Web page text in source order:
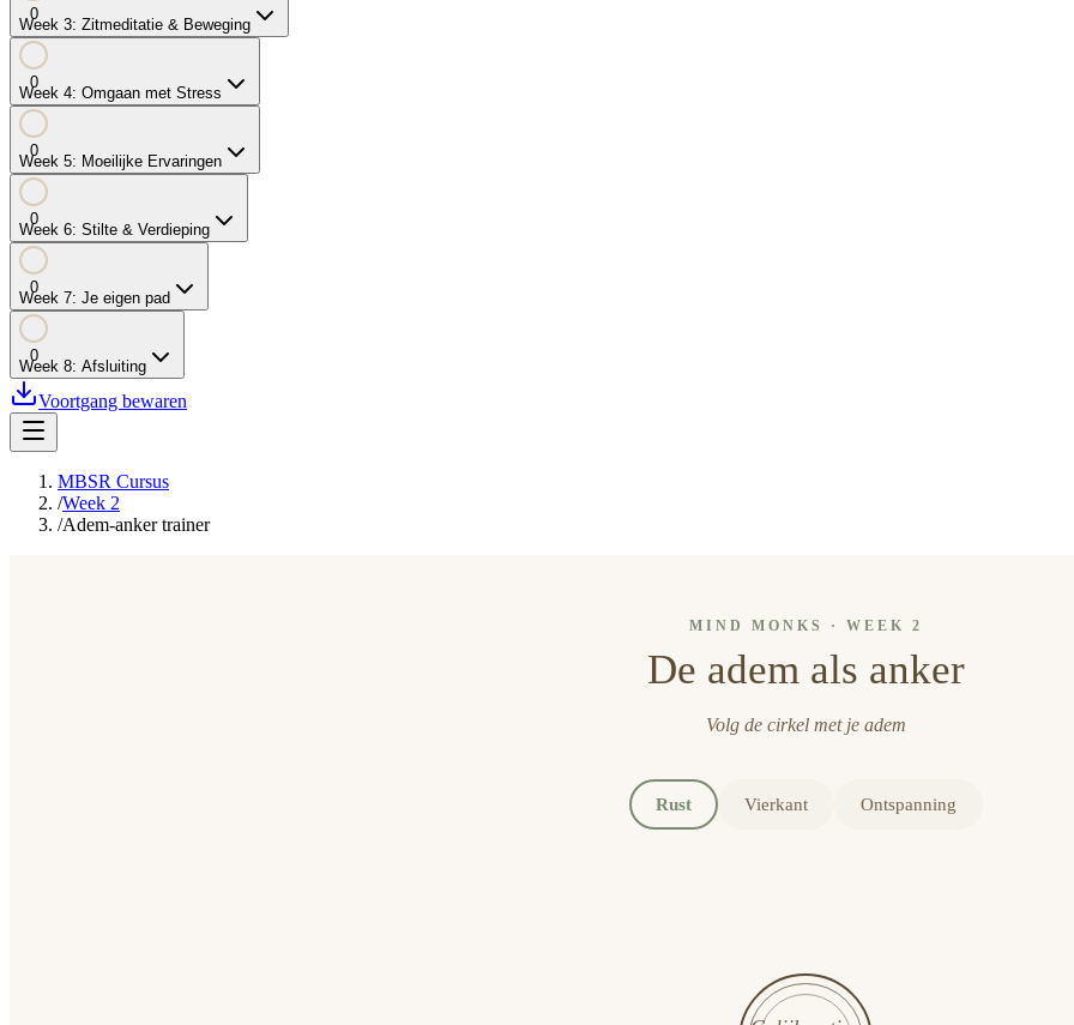
0
Week 3: Zitmeditatie & Beweging
0
Week 4: Omgaan met Stress
0
Week 5: Moeilijke Ervaringen
0
Week 6: Stilte & Verdieping
0
Week 7: Je eigen pad
0
Week 8: Afsluiting
Voortgang bewaren
MBSR Cursus
/Week 2
/Adem-anker trainer
MIND MONKS · WEEK 2
De adem als anker
Volg de cirkel met je adem
Rust Vierkant Ontspanning